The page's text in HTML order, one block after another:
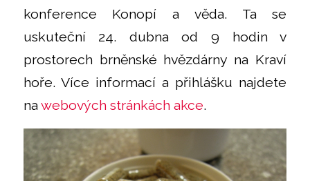
konference Konopí a věda. Ta se
uskuteční 24. dubna od 9 hodin v
prostorech brněnské hvězdárny na Kraví
hoře. Více informací a přihlášku najdete
na webových stránkách akce.